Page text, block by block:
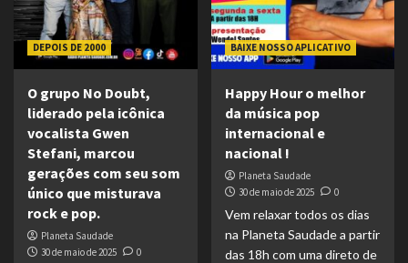
DEPOIS DE 2000
O grupo No Doubt,
liderado pela icônica
vocalista Gwen
Stefani, marcou
gerações com seu som
único que misturava
rock e pop.
Planeta Saudade
30 de maio de 2025
0
BAIXE NOSSO APLICATIVO
Happy Hour o melhor
da música pop
internacional e
nacional !
Planeta Saudade
30 de maio de 2025
0
Vem relaxar todos os dias
na Planeta Saudade a partir
das 18h com uma direto de